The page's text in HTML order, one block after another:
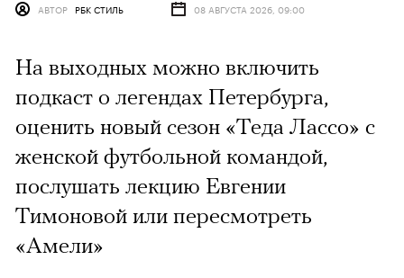
АВТОР РБК СТИЛЬ 08 АВГУСТА 2026, 09:00
На выходных можно включить
подкаст о легендах Петербурга,
оценить новый сезон «Теда Лассо» с
женской футбольной командой,
послушать лекцию Евгении
Тимоновой или пересмотреть
«Амели»